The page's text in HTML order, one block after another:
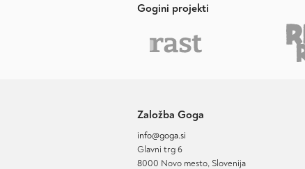
Gogini projekti
Založba Goga
info@goga.si
Glavni trg 6
8000 Novo mesto, Slovenija